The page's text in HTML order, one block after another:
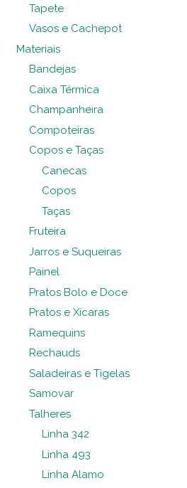
Tapete
Vasos e Cachepot
Materiais
Bandejas
Caixa Térmica
Champanheira
Compoteiras
Copos e Taças
Canecas
Copos
Taças
Fruteira
Jarros e Suqueiras
Painel
Pratos Bolo e Doce
Pratos e Xícaras
Ramequins
Rechauds
Saladeiras e Tigelas
Samovar
Talheres
Linha 342
Linha 493
Linha Alamo